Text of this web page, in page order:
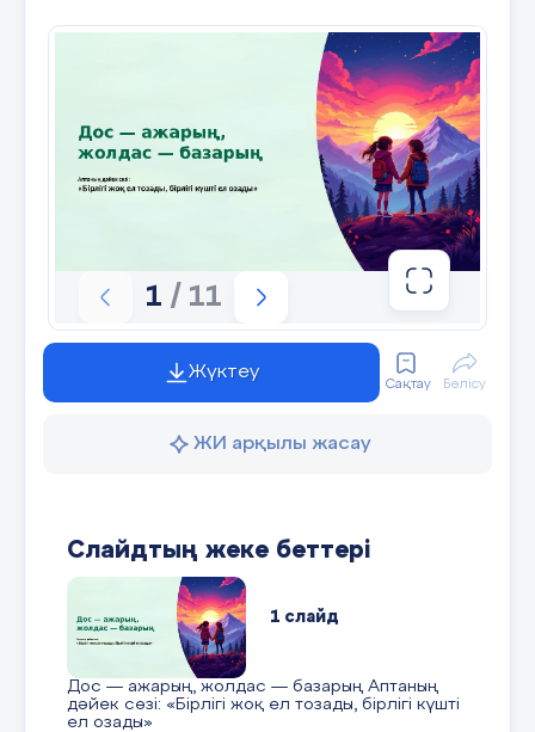
1 / 11
Жүктеу
Сақтау Бөлісу
ЖИ арқылы жасау
Слайдтың жеке беттері
1 слайд
Дос — ажарың, жолдас — базарың Аптаның
дәйек сөзі: «Бірлігі жоқ ел тозады, бірлігі күшті
ел озады»